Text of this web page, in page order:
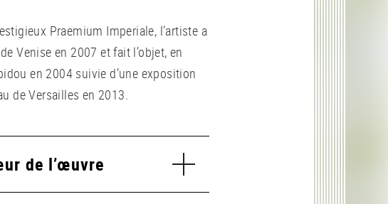
Praemium Imperiale, l’artiste a
Venise en 2007 et fait l’objet, en
en 2004 suivie d’une exposition
de Versailles en 2013.
de l’œuvre